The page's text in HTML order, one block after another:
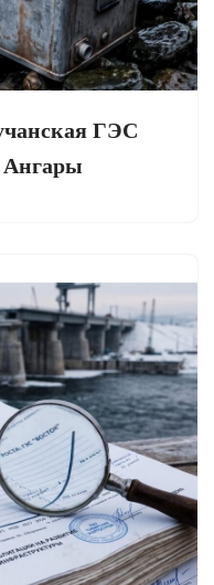
ГЭС
Ангары